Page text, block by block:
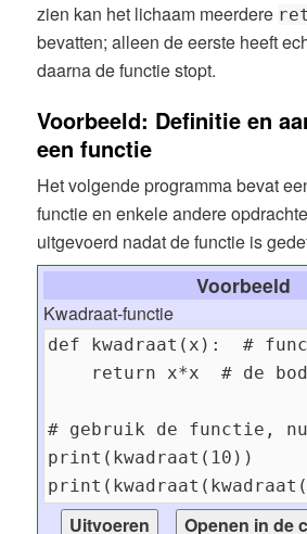
zien kan het lichaam meerdere
bevatten; alleen de eerste heeft
daarna de functie stopt.
Voorbeeld: Definitie en
een functie
Het volgende programma bevat
functie en enkele andere
uitgevoerd nadat de functie is
Voorbeeld
Kwadraat-functie